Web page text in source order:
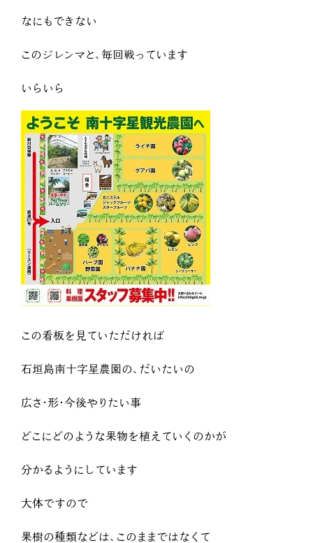
なにもできない
このジレンマと、毎回戦っています
いらいら
この看板を見ていただければ
石垣島南十字星農園の、だいたいの
広さ・形・今後やりたい事
どこにどのような果物を植えていくのかが
分かるようにしています
大体ですので
果樹の種類などは、このままではなくて